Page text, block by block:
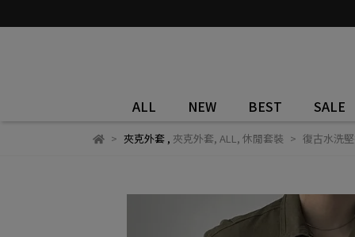
ALL NEW BEST SALE
夾克外套, 夾克外套, ALL, 休閒套裝 復古水洗